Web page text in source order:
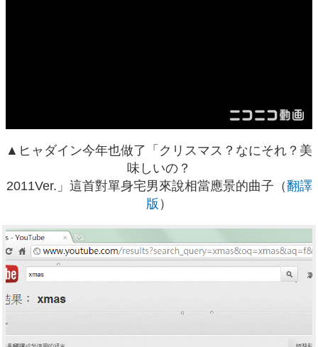
▲ヒャダイン今年也做了「 クリスマス？なにそれ？美
味しいの？
2011Ver. 」這首對單身宅男來說相當應景的曲子（翻譯
版 ）